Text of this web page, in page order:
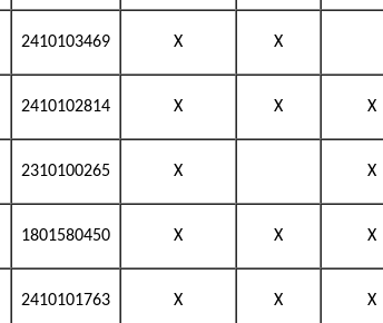
2410103469 X X
2410102814 X X X
2310100265 X X
1801580450 X X X
2410101763 X X X